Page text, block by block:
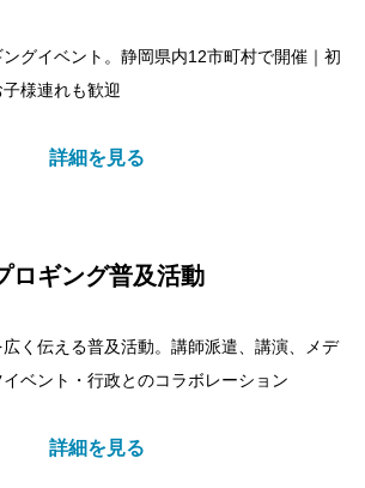
グイベント。静岡県内12市町村で開催｜初
様連れも歓迎
詳細を見る
ロギング普及活動
く伝える普及活動。講師派遣、講演、メデ
ベント・行政とのコラボレーション
詳細を見る